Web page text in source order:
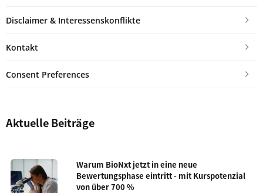
Disclaimer & Interessenskonflikte
Kontakt
Consent Preferences
Aktuelle Beiträge
Warum BioNxt jetzt in eine neue
Bewertungsphase eintritt - mit Kurspotenzial
von über 700 %